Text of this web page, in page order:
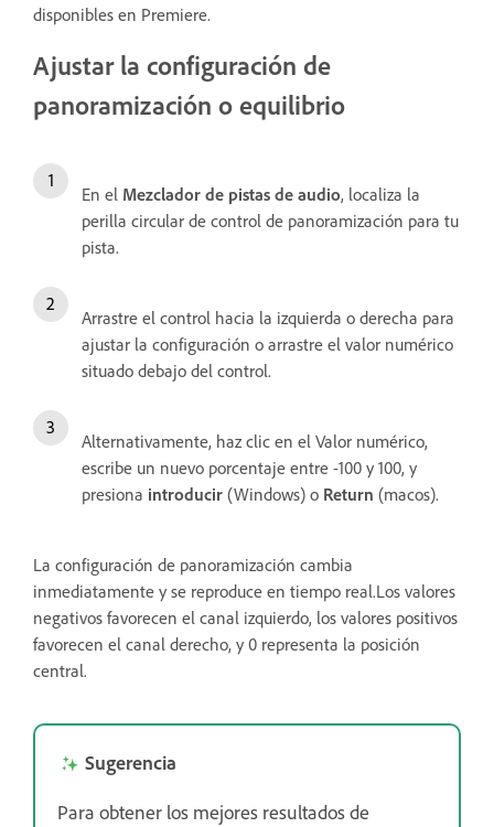
disponibles en Premiere.
Ajustar la configuración de
panoramización o equilibrio
En el Mezclador de pistas de audio, localiza la
perilla circular de control de panoramización para tu
pista.
Arrastre el control hacia la izquierda o derecha para
ajustar la configuración o arrastre el valor numérico
situado debajo del control.
Alternativamente, haz clic en el Valor numérico,
escribe un nuevo porcentaje entre -100 y 100, y
presiona introducir (Windows) o Return (macos).
La configuración de panoramización cambia
inmediatamente y se reproduce en tiempo real.Los valores
negativos favorecen el canal izquierdo, los valores positivos
favorecen el canal derecho, y 0 representa la posición
central.
Sugerencia
Para obtener los mejores resultados de